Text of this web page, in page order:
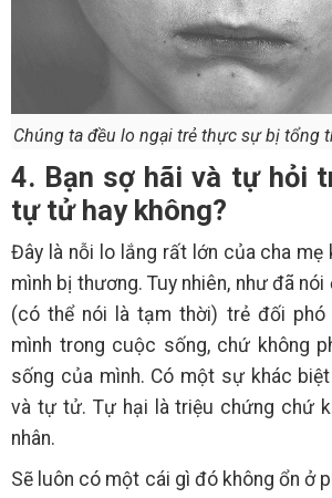
Chúng ta đều lo ngại trẻ thực sự bị tổng
4. Bạn sợ hãi và tự hỏi
tự tử hay không?
Đây là nỗi lo lắng rất lớn của cha mẹ
mình bị thương. Tuy nhiên, như đã
(có thể nói là tạm thời) trẻ đối
mình trong cuộc sống, chứ không
sống của mình. Có một sự khác
và tự tử. Tự hại là triệu chứng chứ
nhân.
Sẽ luôn có một cái gì đó không ổn ở